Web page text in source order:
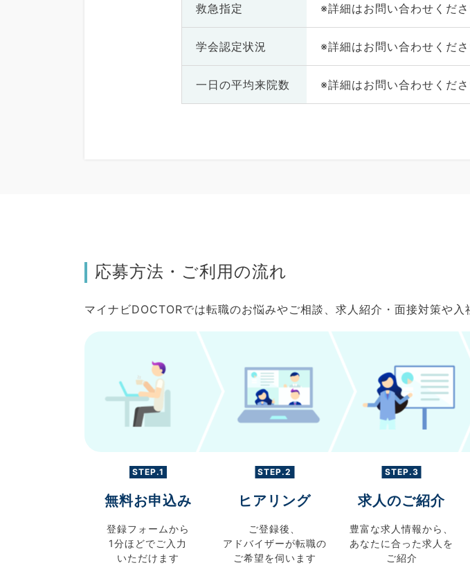
救急指定 ※詳細はお問い合わせくだ
学会認定状況 ※詳細はお問い合わせくだ
一日の平均来院数 ※詳細はお問い合わせくだ
応募方法・ご利用の流れ
マイナビDOCTORでは転職のお悩みやご相談、求人紹介・面接対策や
STEP.1
無料お申込み
登録フォームから
1分ほどでご入力
いただけます
STEP.2
ヒアリング
ご登録後、
アドバイザーが転職の
ご希望を伺います
STEP.3
求人のご紹介
豊富な求人情報から、
あなたに合った求人を
ご紹介